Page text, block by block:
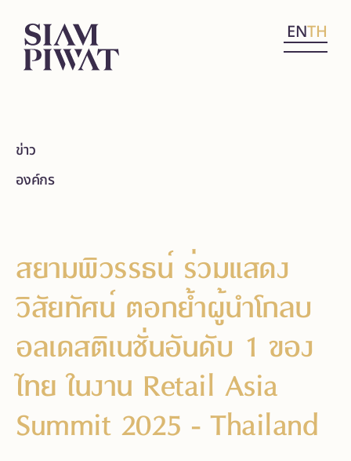
ENTH
ข่าว
องค์กร
สยามพิวรรธน์ ร่วมแสดง
วิสัยทัศน์ ตอกย้ำผู้นำโกลบ
อลเดสติเนชั่นอันดับ 1 ของ
ไทย ในงาน Retail Asia
Summit 2025 - Thailand